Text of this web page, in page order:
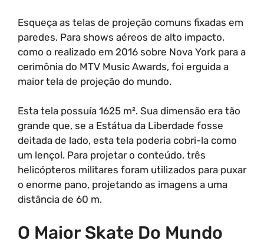
Esqueça as telas de projeção comuns fixadas em
paredes. Para shows aéreos de alto impacto,
como o realizado em 2016 sobre Nova York para a
cerimônia do MTV Music Awards, foi erguida a
maior tela de projeção do mundo.
Esta tela possuía 1625 m². Sua dimensão era tão
grande que, se a Estátua da Liberdade fosse
deitada de lado, esta tela poderia cobri-la como
um lençol. Para projetar o conteúdo, três
helicópteros militares foram utilizados para puxar
o enorme pano, projetando as imagens a uma
distância de 60 m.
O Maior Skate Do Mundo